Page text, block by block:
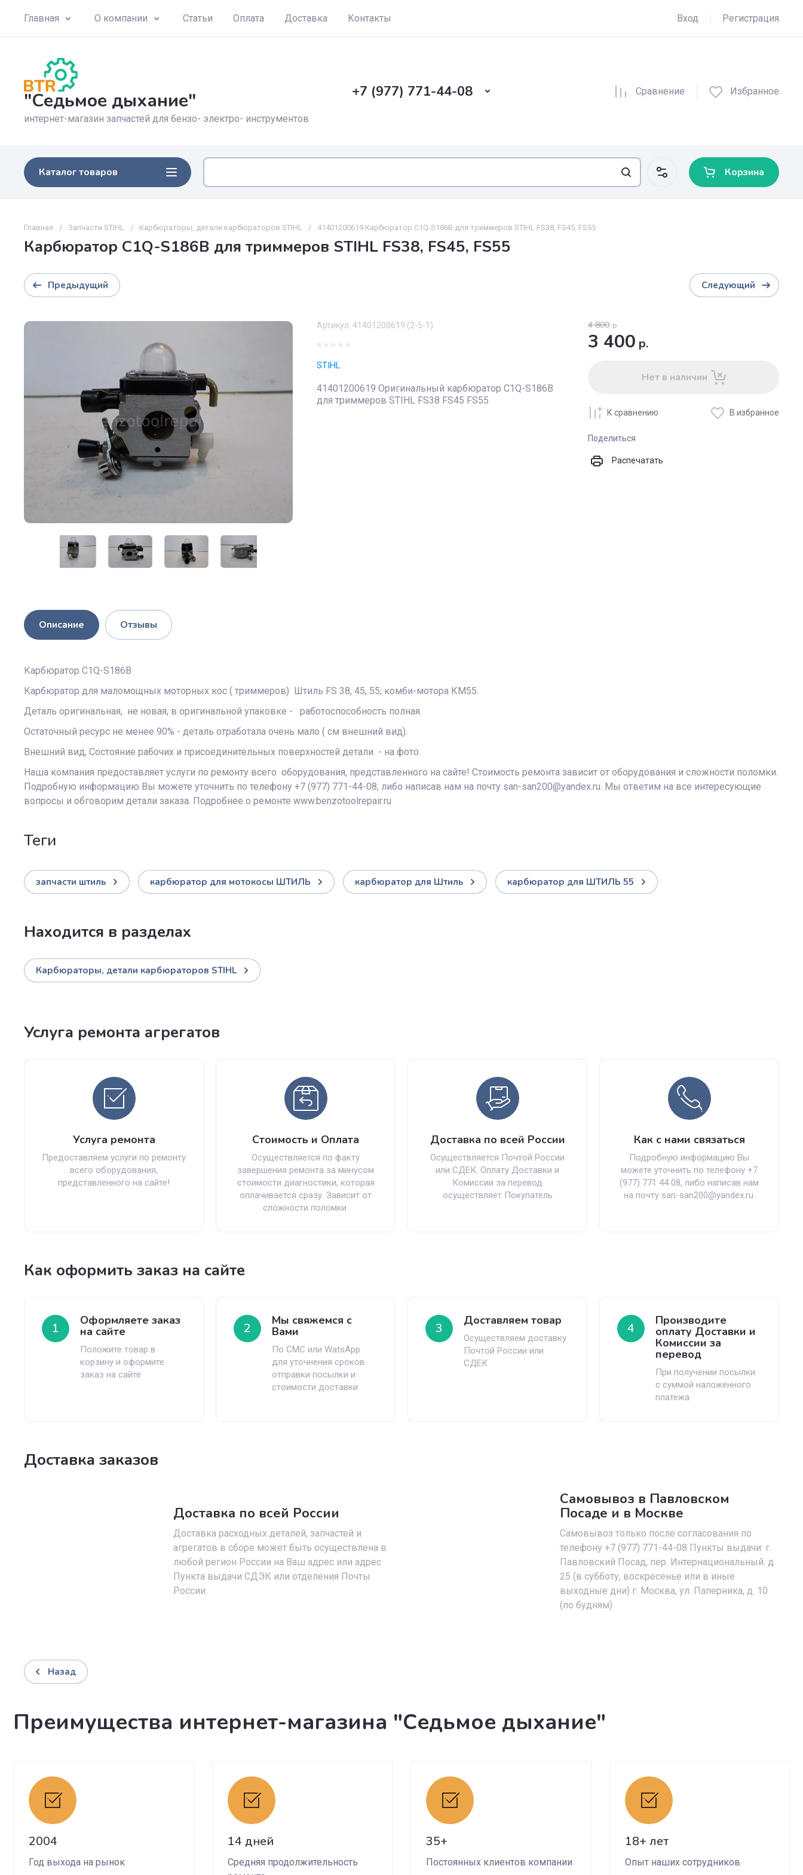
Главная О компании Статьи Оплата Доставка Контакты Вход Регистрация
"Седьмое дыхание"
интернет-магазин запчастей для бензо- электро- инструментов
+7 (977) 771-44-08 Сравнение Избранное
Каталог товаров Корзина
Главная / Запчасти STIHL / Карбюраторы, детали карбюраторов STIHL / 41401200619 Карбюратор C1Q-S186B для триммеров STIHL FS38, FS45, FS55
Карбюратор C1Q-S186B для триммеров STIHL FS38, FS45, FS55
Предыдущий Следующий
Артикул: 41401200619 (2-5-1)
STIHL
41401200619 Оригинальный карбюратор C1Q-S186B
для триммеров STIHL FS38 FS45 FS55
4 800 р.
3 400 р.
Нет в наличии
К сравнению В избранное
Поделиться
Распечатать
Описание Отзывы
Карбюратор C1Q-S186B
Карбюратор для маломощных моторных кос ( триммеров) Штиль FS 38, 45, 55; комби-мотора КМ55.
Деталь оригинальная, не новая, в оригинальной упаковке - работоспособность полная.
Остаточный ресурс не менее 90% - деталь отработала очень мало ( см внешний вид).
Внешний вид, Состояние рабочих и присоединительных поверхностей детали - на фото.
Наша компания предоставляет услуги по ремонту всего оборудования, представленного на сайте! Стоимость ремонта зависит от оборудования и сложности поломки.
Подробную информацию Вы можете уточнить по телефону +7 (977) 771-44-08, либо написав нам на почту san-san200@yandex.ru. Мы ответим на все интересующие
вопросы и обговорим детали заказа. Подробнее о ремонте www.benzotoolrepair.ru
теги
запчасти штиль карбюратор для мотокосы ШТИЛЬ карбюратор для Штиль карбюратор для ШТИЛЬ 55
Находится в разделах
Карбюраторы, детали карбюраторов STIHL
Услуга ремонта агрегатов
Услуга ремонта
Предоставляем услуги по ремонту
всего оборудования,
представленного на сайте!
Стоимость и Оплата
Осуществляется по факту
завершения ремонта за минусом
стоимости диагностики, которая
оплачивается сразу. Зависит от
сложности поломки.
Доставка по всей России
Осуществляется Почтой России
или СДЕК. Оплату Доставки и
Комиссии за перевод
осуществляет Покупатель
Как с нами связаться
Подробную информацию Вы
можете уточнить по телефону +7
(977) 771 44 08, либо написав нам
на почту san-san200@yandex.ru.
Как оформить заказ на сайте
1 Оформляете заказ
на сайте
Положите товар в
корзину и оформите
заказ на сайте
2 Мы свяжемся с
Вами
По СМС или WatsApp
для уточнения сроков
отправки посылки и
стоимости доставки
3 Доставляем товар
Осуществляем доставку
Почтой России или
СДЕК
4 Производите
оплату Доставки и
Комиссии за
перевод
При получении посылки
с суммой наложенного
платежа
Доставка заказов
Доставка по всей России
Доставка расходных деталей, запчастей и
агрегатов в сборе может быть осуществлена в
любой регион России на Ваш адрес или адрес
Пункта выдачи СДЭК или отделения Почты
России.
Самовывоз в Павловском
Посаде и в Москве
Самовывоз только после согласования по
телефону +7 (977) 771-44-08 Пункты выдачи: г.
Павловский Посад, пер. Интернациональный. д.
25 (в субботу, воскресенье или в иные
выходные дни) г. Москва, ул. Паперника, д. 10
(по будням)
Назад
Преимущества интернет-магазина "Седьмое дыхание"
2004
Год выхода на рынок
14 дней
Средняя продолжительность
35+
Постоянных клиентов компании
18+ лет
Опыт наших сотрудников